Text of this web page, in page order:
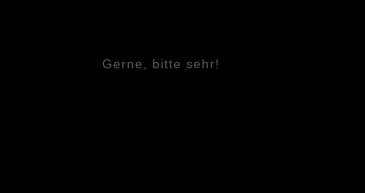
Gerne, bitte sehr!